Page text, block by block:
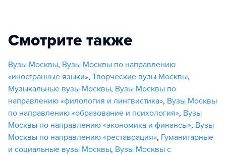
Смотрите также
Вузы Москвы, Вузы Москвы по направлению
«иностранные языки», Творческие вузы Москвы,
Музыкальные вузы Москвы, Вузы Москвы по
направлению «филология и лингвистика», Вузы Москвы
по направлению «образование и психология», Вузы
Москвы по направлению «экономика и финансы», Вузы
Москвы по направлению «реставрация», Гуманитарные
и социальные вузы Москвы, Вузы Москвы с